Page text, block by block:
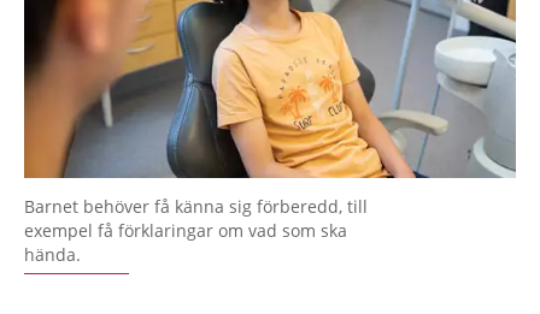
Barnet behöver få känna sig förberedd, till
exempel få förklaringar om vad som ska
hända.